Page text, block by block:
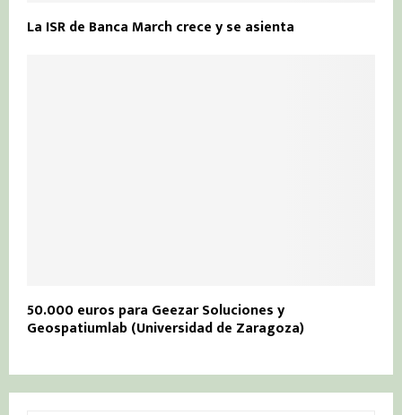
La ISR de Banca March crece y se asienta
50.000 euros para Geezar Soluciones y
Geospatiumlab (Universidad de Zaragoza)